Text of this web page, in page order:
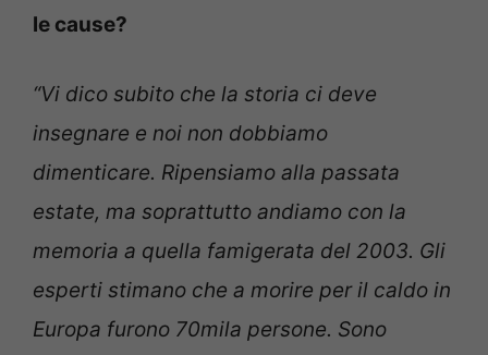
le cause?
“Vi dico subito che la storia ci deve
insegnare e noi non dobbiamo
dimenticare. Ripensiamo alla passata
estate, ma soprattutto andiamo con la
memoria a quella famigerata del 2003. Gli
esperti stimano che a morire per il caldo in
Europa furono 70mila persone. Sono